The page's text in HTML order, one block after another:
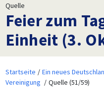
Quelle
Feier zum
Einheit (3.
Startseite
Ein neues
Vereinigung
Quelle (51/59)